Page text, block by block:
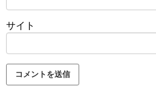
サイト